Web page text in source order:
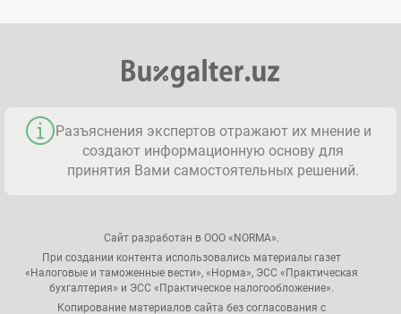
Разъяснения экспертов отражают их мнение и
создают информационную основу для
принятия Вами самостоятельных решений.
Сайт разработан в ООО «NORMA».
При создании контента использовались материалы газет
«Налоговые и таможенные вести», «Норма», ЭСС «Практическая
бухгалтерия» и ЭСС «Практическое налогообложение».
Копирование материалов сайта без согласования с